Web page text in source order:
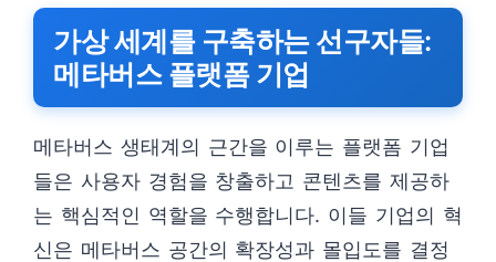
가상 세계를 구축하는 선구자들:
메타버스 플랫폼 기업
메타버스 생태계의 근간을 이루는 플랫폼 기업
들은 사용자 경험을 창출하고 콘텐츠를 제공하
는 핵심적인 역할을 수행합니다. 이들 기업의 혁
신은 메타버스 공간의 확장성과 몰입도를 결정